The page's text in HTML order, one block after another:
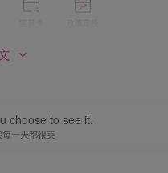
choose to see it.
一天都很美